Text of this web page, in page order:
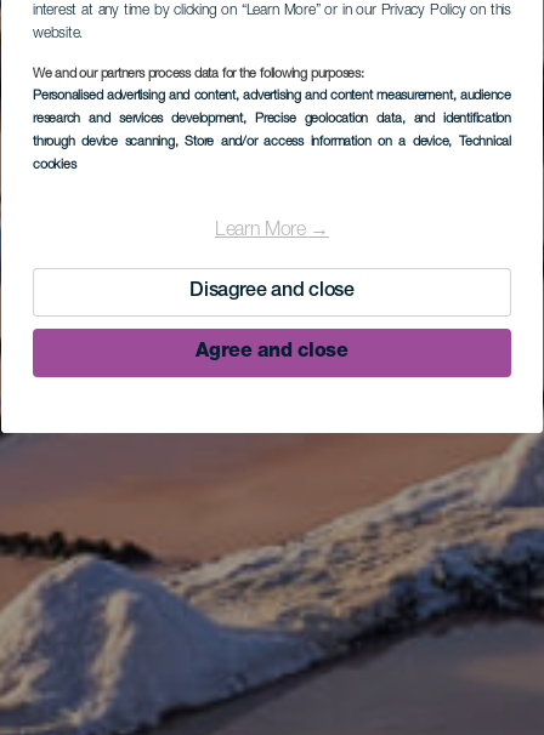
interest at any time by clicking on “Learn More” or in our Privacy Policy on this
website.
We and our partners process data for the following purposes:
Personalised advertising and content, advertising and content measurement, audience
research and services development, Precise geolocation data, and identification
through device scanning, Store and/or access information on a device, Technical
cookies
Learn More →
Disagree and close
Agree and close